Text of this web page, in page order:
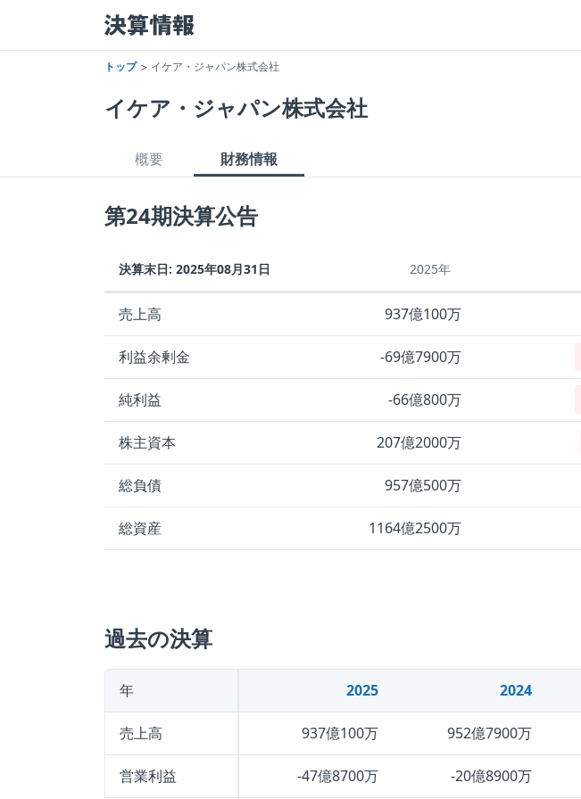
トップ イケア・ジャパン株式会社
イケア・ジャパン株式会社
概要 財務情報
第24期決算公告
決算末日: 2025年08月31日 2025年
売上高 937億100万
利益余剰金 -69億7900万
純利益 -66億800万
株主資本 207億2000万
総負債 957億500万
総資産 1164億2500万
過去の決算
年 2025 2024
売上高 937億100万 952億7900万
営業利益 -47億8700万 -20億8900万